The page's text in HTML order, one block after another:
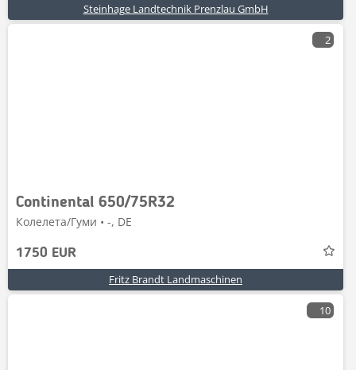
Steinhage Landtechnik Prenzlau GmbH
2
Continental 650/75R32
Колелета/Гуми • -, DE
1750 EUR
Fritz Brandt Landmaschinen
10